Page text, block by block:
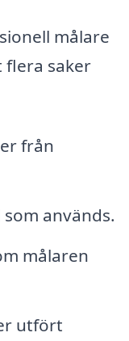
målare
flera saker
från
används.
målaren
utfört